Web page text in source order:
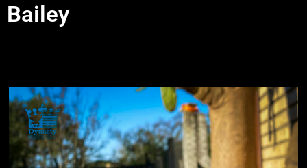
Bailey